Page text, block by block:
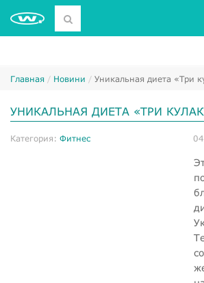
Главная Новини Уникальная диета «Три
УНИКАЛЬНАЯ ДИЕТА «ТРИ
Категория: Фитнес